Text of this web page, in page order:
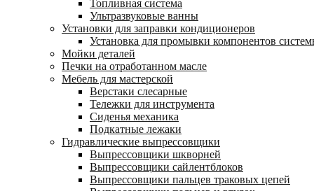
Топливная система
Ультразвуковые ванны
Установки для заправки кондиционеров
Установка для промывки компонентов
Мойки деталей
Печки на отработанном масле
Мебель для мастерской
Верстаки слесарные
Тележки для инструмента
Сиденья механика
Подкатные лежаки
Гидравлические выпрессовщики
Выпрессовщики шкворней
Выпрессовщики сайлентблоков
Выпрессовщики пальцев траковых цепей